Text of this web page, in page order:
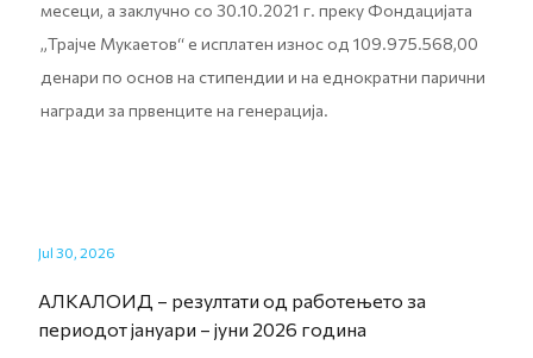
месеци, а заклучно со 30.10.2021 г. преку Фондацијата
„Трајче Мукаетов“ е исплатен износ од 109.975.568,00
денари по основ на стипендии и на еднократни парични
награди за првенците на генерација.
Jul 30, 2026
АЛКАЛОИД – резултати од работењето за
периодот јануари – јуни 2026 година